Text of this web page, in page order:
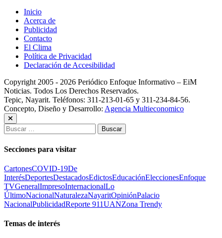
Inicio
Acerca de
Publicidad
Contacto
El Clima
Política de Privacidad
Declaración de Accesibilidad
Copyright 2005 - 2026 Periódico Enfoque Informativo – EiM
Noticias. Todos Los Derechos Reservados.
Tepic, Nayarit. Teléfonos: 311-213-01-65 y 311-234-84-56.
Concepto, Diseño y Desarrollo: Agencia Multieconomico
Buscar:
Secciones para visitar
CartonesCOVID-19De
InterésDeportesDestacadosEdictosEducaciónEleccionesEnfoque
TVGeneralImpresoInternacionalLo
ÚltimoNacionalNaturalezaNayaritOpiniónPalacio
NacionalPublicidadReporte 911UANZona Trendy
Temas de interés